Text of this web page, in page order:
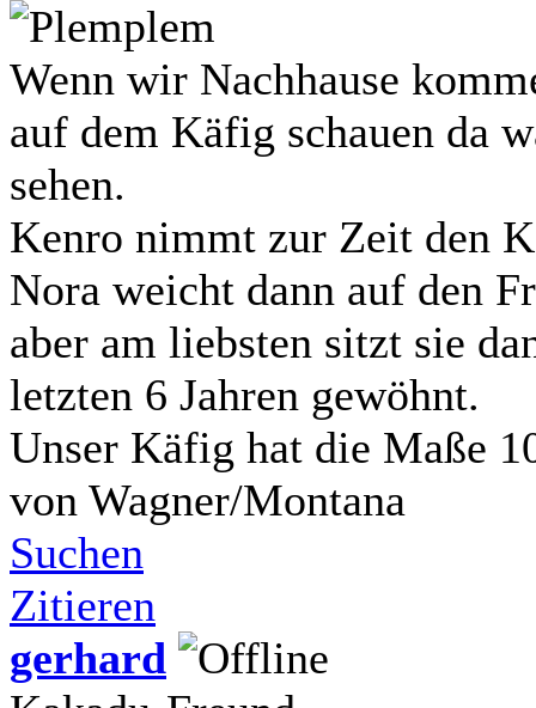
Wenn wir Nachhause
auf dem Käfig schauen da
sehen.
Kenro nimmt zur Zeit den
Nora weicht dann auf den
aber am liebsten sitzt sie
letzten 6 Jahren gewöhnt.
Unser Käfig hat die Maße
von Wagner/Montana
Suchen
Zitieren
gerhard